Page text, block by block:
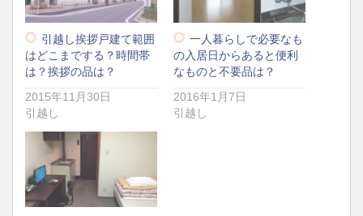
引越し挨拶戸建て範囲
はどこまでする？時間帯
は？挨拶の品は？
2015年11月30日
引越し
一人暮らしで必要なも
の入居日からあると便利
なものと不要品は？
2016年1月7日
引越し